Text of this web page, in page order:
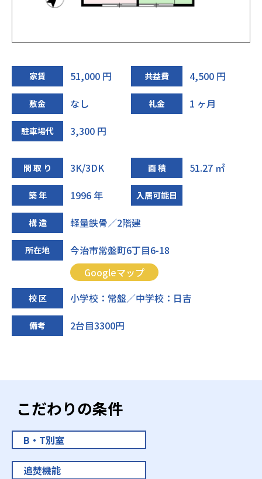
家賃 51,000 円 共益費 4,500 円
敷金 なし 礼金 1 ヶ月
駐車場代 3,300 円
間 取 り 3K/3DK 面 積 51.27 ㎡
築 年 1996 年 入居可能日
構 造 軽量鉄骨／2階建
所在地
今治市常盤町6丁目6-18
Googleマップ
校 区 小学校：常盤／中学校：日吉
備考 2台目3300円
こだわりの条件
B・T別室
追焚機能